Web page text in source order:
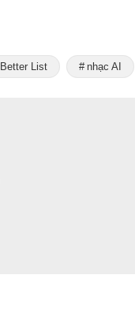
Better List nhạc AI